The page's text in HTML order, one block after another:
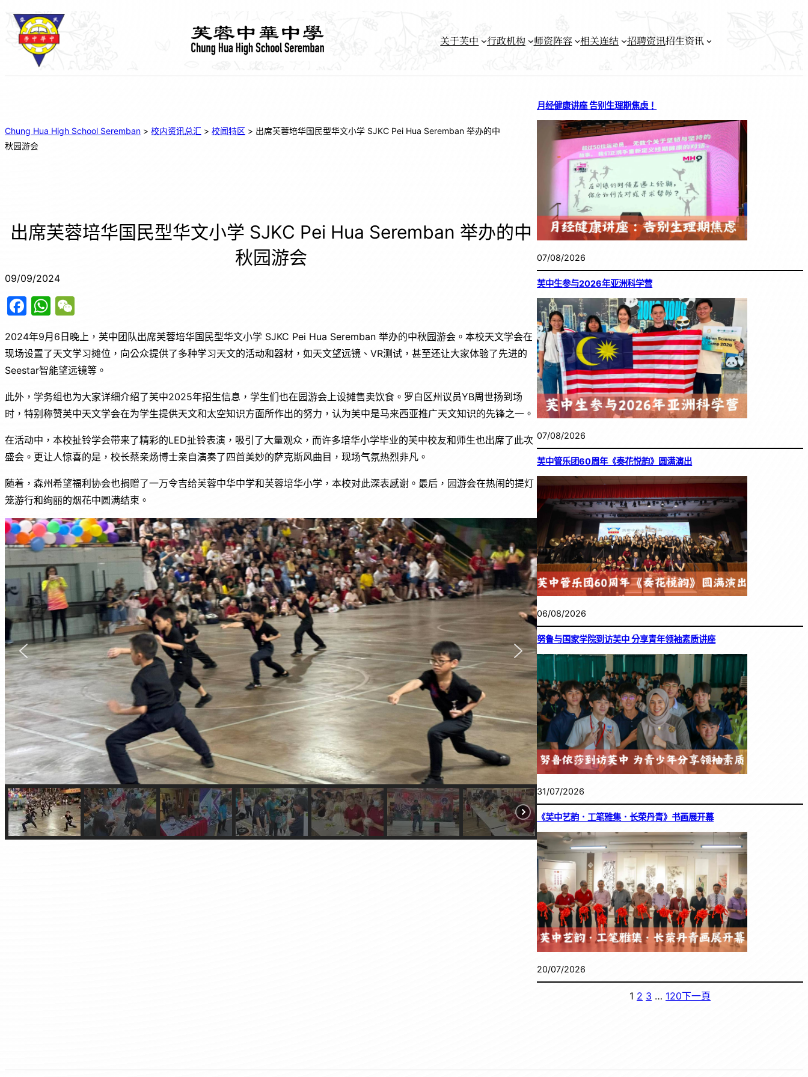
关于芙中 行政机构 师资阵容 相关连结 招聘资讯招生资讯
Chung Hua High School Seremban > 校内资讯总汇 > 校闻特区 > 出席芙蓉培华国民型华文小学 SJKC Pei Hua Seremban 举办的中
秋园游会
出席芙蓉培华国民型华文小学 SJKC Pei Hua Seremban 举办的中
秋园游会
09/09/2024
F
c
e
b
o
o
k
W
at
s
A
p
p
C
h
at
2024年9月6日晚上，芙中团队出席芙蓉培华国民型华文小学 SJKC Pei Hua Seremban 举办的中秋园游会。本校天文学会在
现场设置了天文学习摊位，向公众提供了多种学习天文的活动和器材，如天文望远镜、VR测试，甚至还让大家体验了先进的
Seestar智能望远镜等。
此外，学务组也为大家详细介绍了芙中2025年招生信息，学生们也在园游会上设摊售卖饮食。罗白区州议员YB周世扬到场
时，特别称赞芙中天文学会在为学生提供天文和太空知识方面所作出的努力，认为芙中是马来西亚推广天文知识的先锋之一。
在活动中，本校扯铃学会带来了精彩的LED扯铃表演，吸引了大量观众，而许多培华小学毕业的芙中校友和师生也出席了此次
盛会。更让人惊喜的是，校长蔡亲炀博士亲自演奏了四首美妙的萨克斯风曲目，现场气氛热烈非凡。
随着，森州希望福利协会也捐赠了一万令吉给芙蓉中华中学和芙蓉培华小学，本校对此深表感谢。最后，园游会在热闹的提灯
笼游行和绚丽的烟花中圆满结束。
月经健康讲座 告别生理期焦虑！
07/08/2026
芙中生参与2026年亚洲科学营
07/08/2026
芙中管乐团60周年《奏花悦韵》圆满演出
06/08/2026
努鲁与国家学院到访芙中 分享青年领袖素质讲座
31/07/2026
《芙中艺韵．工笔雅集．长荣丹青》书画展开幕
20/07/2026
1 2 3 … 120下一頁